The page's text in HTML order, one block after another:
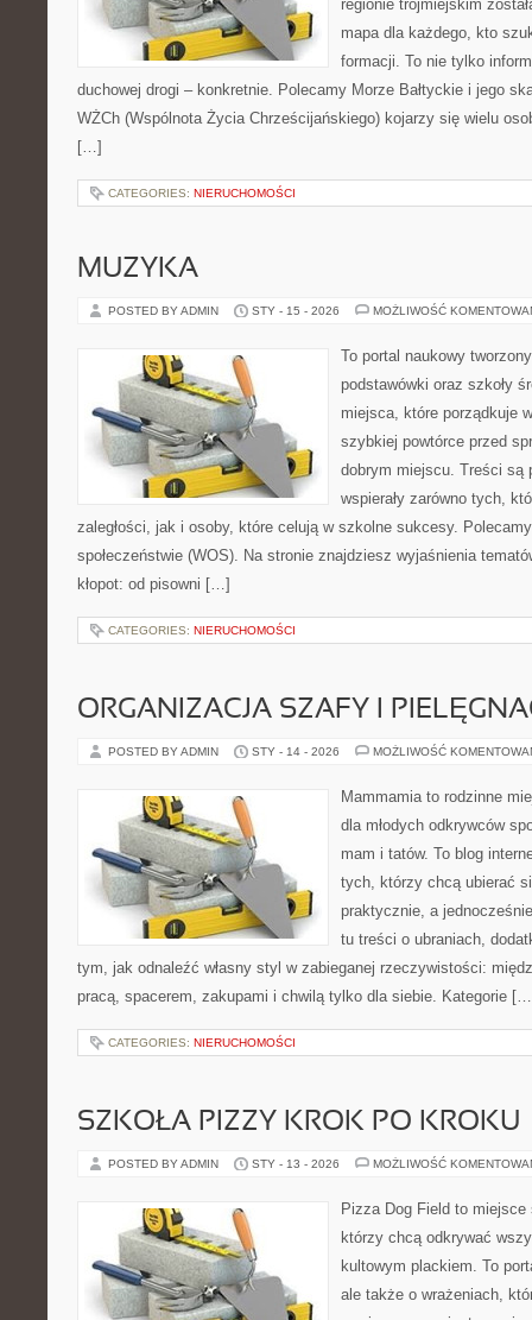
regionie trójmiejskim
mapa dla każdego, kto
formacji. To nie tylko
duchowej drogi – konkretnie. Polecamy Morze Bałtyckie i jego
WŻCh (Wspólnota Życia Chrześcijańskiego) kojarzy się wielu
[…]
CATEGORIES: NIERUCHOMOŚCI
MUZYKA
POSTED BY ADMIN STY - 15 - 2026 MOŻLIWOŚĆ
To portal naukowy
podstawówki oraz szkoły
miejsca, które porządkuje
szybkiej powtórce przed
dobrym miejscu. Treści są
wspierały zarówno tych,
zaległości, jak i osoby, które celują w szkolne sukcesy.
społeczeństwie (WOS). Na stronie znajdziesz wyjaśnienia
kłopot: od pisowni […]
CATEGORIES: NIERUCHOMOŚCI
ORGANIZACJA SZAFY I
POSTED BY ADMIN STY - 14 - 2026 MOŻLIWOŚĆ
Mammamia to rodzinne
dla młodych odkrywców
mam i tatów. To blog
tych, którzy chcą ubierać
praktycznie, a
tu treści o ubraniach,
tym, jak odnaleźć własny styl w zabieganej rzeczywistości:
pracą, spacerem, zakupami i chwilą tylko dla siebie. Kategorie
CATEGORIES: NIERUCHOMOŚCI
SZKOŁA PIZZY KROK PO KROKU
POSTED BY ADMIN STY - 13 - 2026 MOŻLIWOŚĆ
Pizza Dog Field to
którzy chcą odkrywać
kultowym plackiem. To
ale także o wrażeniach,